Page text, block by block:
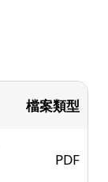
檔案類型
PDF